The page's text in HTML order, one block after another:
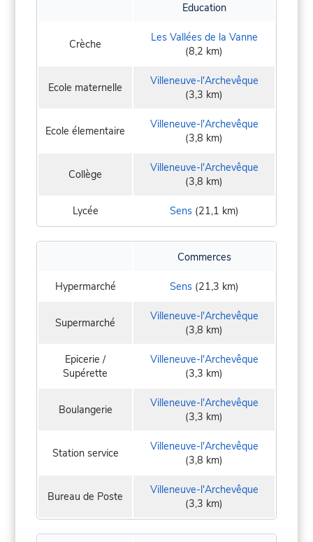
Education
Crèche
Les Vallées de la Vanne
(8,2 km)
Ecole maternelle
Villeneuve-l'Archevêque
(3,3 km)
Ecole élementaire
Villeneuve-l'Archevêque
(3,8 km)
Collège
Villeneuve-l'Archevêque
(3,8 km)
Lycée Sens(21,1 km)
Commerces
Hypermarché Sens(21,3 km)
Supermarché
Villeneuve-l'Archevêque
(3,8 km)
Epicerie /
Supérette
Villeneuve-l'Archevêque
(3,3 km)
Boulangerie
Villeneuve-l'Archevêque
(3,3 km)
Station service
Villeneuve-l'Archevêque
(3,8 km)
Bureau de Poste
Villeneuve-l'Archevêque
(3,3 km)